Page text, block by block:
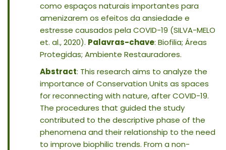
como espaços naturais importantes para
amenizarem os efeitos da ansiedade e
estresse causados pela COVID-19 (SILVA-MELO
et. al., 2020). Palavras-chave: Biofilia; Áreas
Protegidas; Ambiente Restauradores.
Abstract: This research aims to analyze the
importance of Conservation Units as spaces
for reconnecting with nature, after COVID-19.
The procedures that guided the study
contributed to the descriptive phase of the
phenomena and their relationship to the need
to improve biophilic trends. From a non-